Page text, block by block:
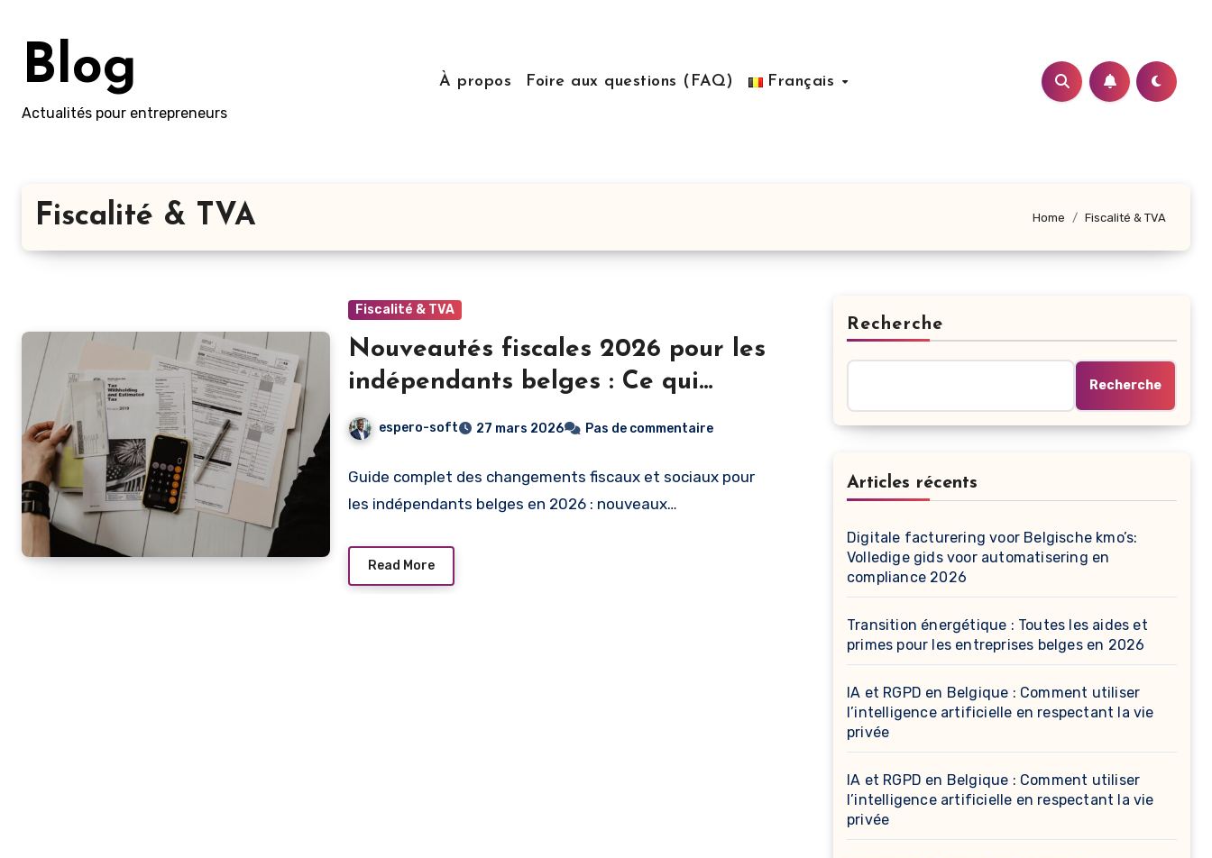
contentBlog
Actualités pour entrepreneurs
À propos Foire aux questions (FAQ) Français
Fiscalité & TVA Home Fiscalité & TVA
Fiscalité & TVA
Nouveautés fiscales 2026 pour les
indépendants belges : Ce qui
change cette année
espero-soft 27 mars 2026 Pas de commentaire
Guide complet des changements fiscaux et sociaux pour
les indépendants belges en 2026 : nouveaux…
Read More
Recherche
Recherche
Articles récents
Digitale facturering voor Belgische kmo’s:
Volledige gids voor automatisering en
compliance 2026
Transition énergétique : Toutes les aides et
primes pour les entreprises belges en 2026
IA et RGPD en Belgique : Comment utiliser
l’intelligence artificielle en respectant la vie
privée
IA et RGPD en Belgique : Comment utiliser
l’intelligence artificielle en respectant la vie
privée